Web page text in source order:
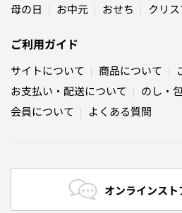
母の日 お中元 おせち クリ
ご利用ガイド
サイトについて 商品について
お支払い・配送について
のし・
会員について
よくある質問
オンラインスト